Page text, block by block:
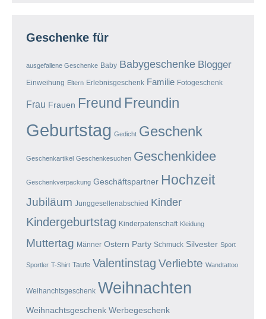
Geschenke für
ausgefallene Geschenke Baby Babygeschenke Blogger
Einweihung Eltern Erlebnisgeschenk Familie Fotogeschenk
Frau Frauen Freund Freundin
Geburtstag Gedicht Geschenk
Geschenkartikel Geschenkesuchen Geschenkidee
Geschenkverpackung Geschäftspartner Hochzeit
Jubiläum Junggesellenabschied Kinder
Kindergeburtstag Kinderpatenschaft Kleidung
Muttertag Männer Ostern Party Schmuck Silvester Sport
Sportler T-Shirt Taufe Valentinstag Verliebte Wandtattoo
Weihanchtsgeschenk Weihnachten
Weihnachtsgeschenk Werbegeschenk